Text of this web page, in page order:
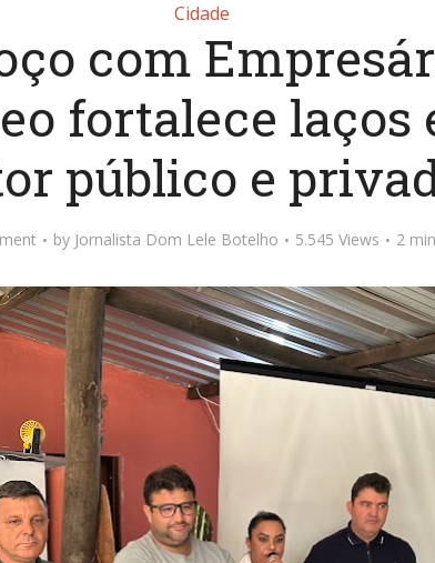
Cidade
com
fortalece laços
público e
by Jornalista Dom Lele Botelho 5.545 Views 2